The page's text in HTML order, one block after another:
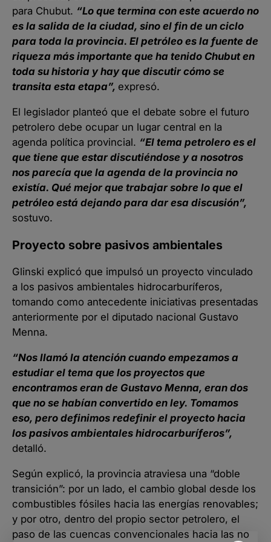
para Chubut. “Lo que termina con este acuerdo no
es la salida de la ciudad, sino el fin de un ciclo
para toda la provincia. El petróleo es la fuente de
riqueza más importante que ha tenido Chubut en
toda su historia y hay que discutir cómo se
transita esta etapa”, expresó.
El legislador planteó que el debate sobre el futuro
petrolero debe ocupar un lugar central en la
agenda política provincial. “El tema petrolero es el
que tiene que estar discutiéndose y a nosotros
nos parecía que la agenda de la provincia no
existía. Qué mejor que trabajar sobre lo que el
petróleo está dejando para dar esa discusión”,
sostuvo.
Proyecto sobre pasivos ambientales
Glinski explicó que impulsó un proyecto vinculado
a los pasivos ambientales hidrocarburíferos,
tomando como antecedente iniciativas presentadas
anteriormente por el diputado nacional Gustavo
Menna.
“Nos llamó la atención cuando empezamos a
estudiar el tema que los proyectos que
encontramos eran de Gustavo Menna, eran dos
que no se habían convertido en ley. Tomamos
eso, pero definimos redefinir el proyecto hacia
los pasivos ambientales hidrocarburíferos”,
detalló.
Según explicó, la provincia atraviesa una “doble
transición”: por un lado, el cambio global desde los
combustibles fósiles hacia las energías renovables;
y por otro, dentro del propio sector petrolero, el
paso de las cuencas convencionales hacia las no